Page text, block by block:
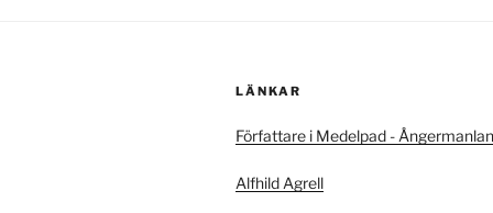
LÄNKAR
Författare i Medelpad -
Alfhild Agrell